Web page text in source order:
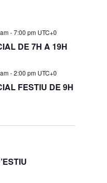
DE 7H A 19H
-7:00 pm UTC+0
FESTIU DE 9H
-2:00 pm UTC+0